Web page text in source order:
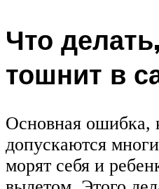
Что
тошнит в
Основная ошибка,
допускаются
морят себя и